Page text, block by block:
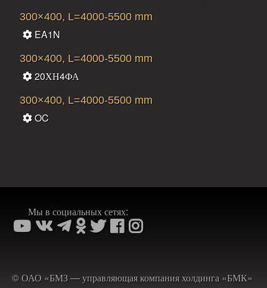
300×400, L=4000-5500 mm
EA1N
300×400, L=4000-5500 mm
20ХН4ФА
300×400, L=4000-5500 mm
OC
Мы в социальных сетях:
© ОАО «БМЗ — управляющая компания холдинга «БМК»